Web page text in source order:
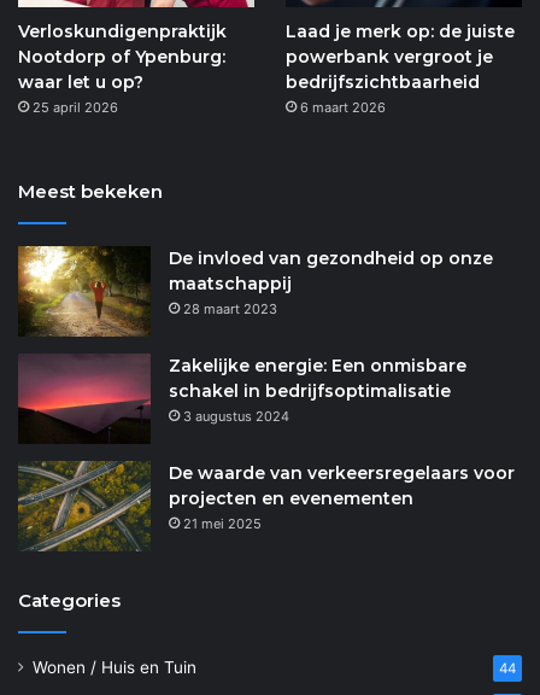
Verloskundigenpraktijk
Nootdorp of Ypenburg:
waar let u op?
25 april 2026
Laad je merk op: de juiste
powerbank vergroot je
bedrijfszichtbaarheid
6 maart 2026
Meest bekeken
De invloed van gezondheid op onze
maatschappij
28 maart 2023
Zakelijke energie: Een onmisbare
schakel in bedrijfsoptimalisatie
3 augustus 2024
De waarde van verkeersregelaars voor
projecten en evenementen
21 mei 2025
Categories
Wonen / Huis en Tuin 44